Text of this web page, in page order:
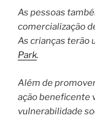
As pessoas
comercialização
As crianças terão
Park.
Além de
ação beneficente
vulnerabilidade